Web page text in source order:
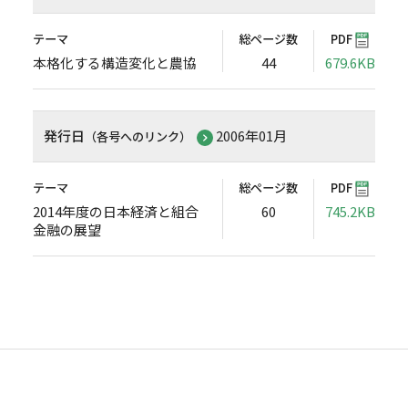
テーマ
本格化する構造変化と農協
総ページ数
44
PDF
679.6KB
発行日 （各号へのリンク） 2006年01月
テーマ
2014年度の日本経済と組合
金融の展望
総ページ数
60
PDF
745.2KB